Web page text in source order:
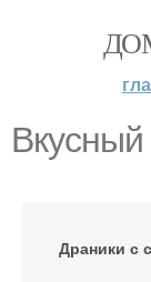
Вкусный
Драники с